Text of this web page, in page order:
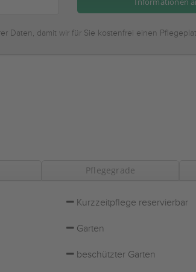
Daten, damit wir für Sie kostenfrei einen
Pflegegrade
Kurzzeitpflege reservierbar
Garten
beschützter Garten